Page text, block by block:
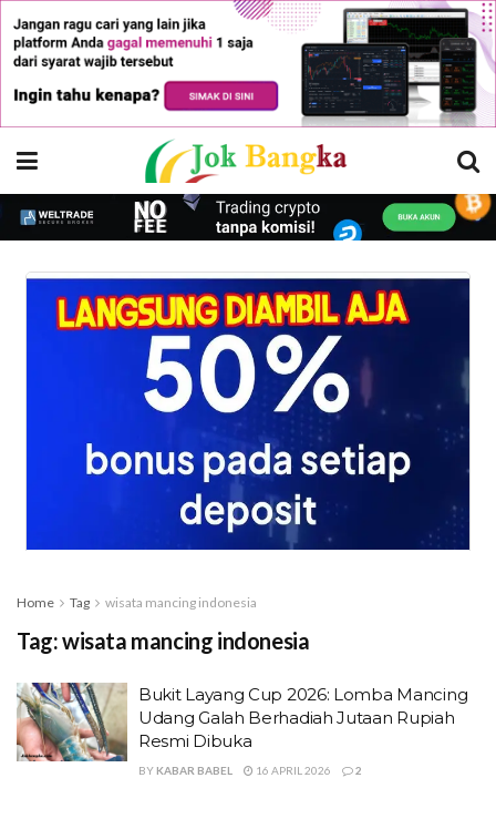
Home Tag wisata mancing indonesia
Tag:wisata mancing indonesia
Bukit Layang Cup 2026: Lomba Mancing
Udang Galah Berhadiah Jutaan Rupiah
Resmi Dibuka
BY KABAR BABEL 16 APRIL 2026 2